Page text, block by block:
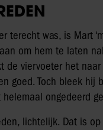
terecht was, is Mart
om hem te laten
de viervoeter het naar
goed. Toch bleek hij
ongedeerd
lichtelijk. Dat is